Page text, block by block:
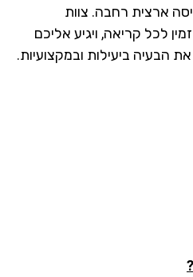
ארצית רחבה. צוות
קריאה, ויגיע אליכם
ביעילות ובמקצועיות.